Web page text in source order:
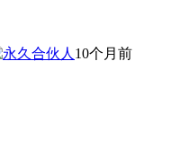
10个月前